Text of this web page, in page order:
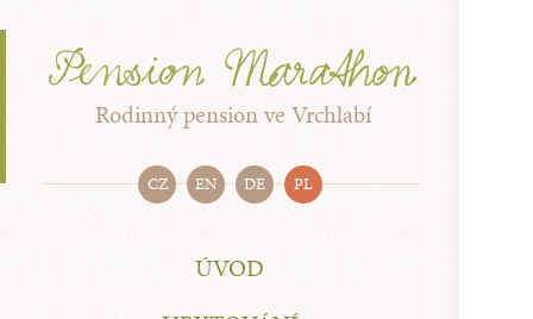
Rodinný pension ve Vrchlabí
CZ EN DE PL
ÚVOD